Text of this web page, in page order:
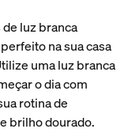
luz branca
na sua casa
uma luz branca
o dia com
rotina de
brilho dourado.